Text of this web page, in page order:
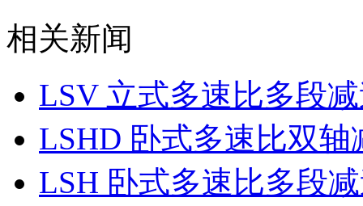
相关新闻
LSV 立式多速比多段
LSHD 卧式多速比双轴
LSH 卧式多速比多段